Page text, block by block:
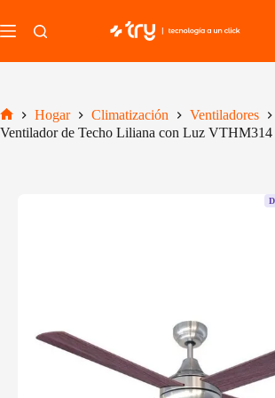
al
contenido
Inicio
Hogar Climatización
Ventiladores
Ventilador de Techo Liliana con Luz VTHM314